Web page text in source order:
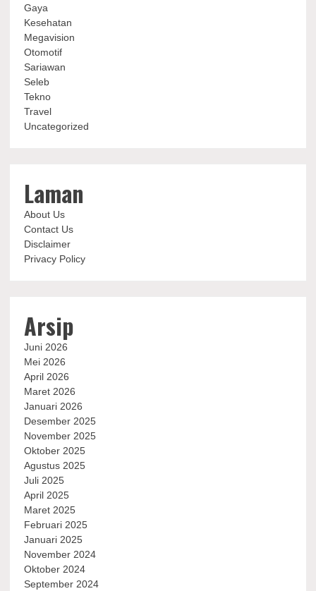
Gaya
Kesehatan
Megavision
Otomotif
Sariawan
Seleb
Tekno
Travel
Uncategorized
Laman
About Us
Contact Us
Disclaimer
Privacy Policy
Arsip
Juni 2026
Mei 2026
April 2026
Maret 2026
Januari 2026
Desember 2025
November 2025
Oktober 2025
Agustus 2025
Juli 2025
April 2025
Maret 2025
Februari 2025
Januari 2025
November 2024
Oktober 2024
September 2024